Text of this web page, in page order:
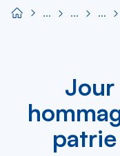
Jour